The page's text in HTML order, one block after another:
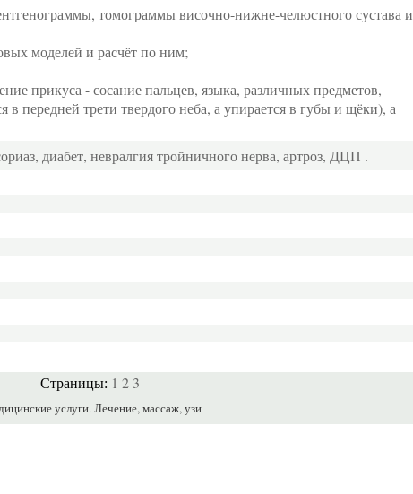
томограммы височно-нижне-челюстного сустава и
моделей и расчёт по ним;
прикуса - сосание пальцев, языка, различных предметов,
в передней трети твердого неба, а упирается в губы и щёки), а
диабет, невралгия тройничного нерва, артроз, ДЦП .
Страницы: 1 2 3
услуги. Лечение, массаж, узи